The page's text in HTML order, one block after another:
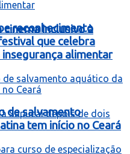
cinema inclusivo à
reconhecimento
que celebra
alimentar
de salvamento
tem início no Ceará